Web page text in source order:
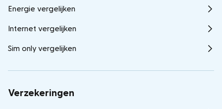
Energie vergelijken
Internet vergelijken
Sim only vergelijken
Verzekeringen